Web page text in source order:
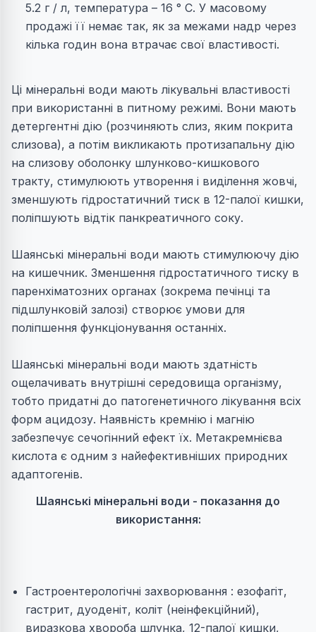
5.2 г / л, температура – 16 ° С. У масовому
продажі її немає так, як за межами надр через
кілька годин вона втрачає свої властивості.
Ці мінеральні води мають лікувальні властивості
при використанні в питному режимі. Вони мають
детергентні дію (розчиняють слиз, яким покрита
слизова), а потім викликають протизапальну дію
на слизову оболонку шлунково-кишкового
тракту, стимулюють утворення і виділення жовчі,
зменшують гідростатичний тиск в 12-палої кишки,
поліпшують відтік панкреатичного соку.
Шаянські мінеральні води мають стимулюючу дію
на кишечник. Зменшення гідростатичного тиску в
паренхіматозних органах (зокрема печінці та
підшлунковій залозі) створює умови для
поліпшення функціонування останніх.
Шаянські мінеральні води мають здатність
ощелачивать внутрішні середовища організму,
тобто придатні до патогенетичного лікування всіх
форм ацидозу. Наявність кремнію і магнію
забезпечує сечогінний ефект їх. Метакремнієва
кислота є одним з найефективніших природних
адаптогенів.
Шаянські мінеральні води - показання до
використання:
Гастроентерологічні захворювання : езофагіт,
гастрит, дуоденіт, коліт (неінфекційний),
виразкова хвороба шлунка, 12-палої кишки,